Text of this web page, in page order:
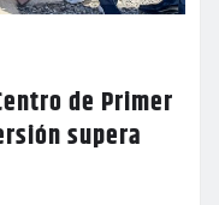
de Primer
supera